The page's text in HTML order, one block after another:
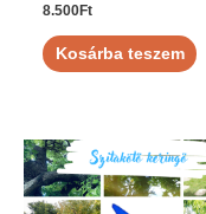
8.500Ft
Kosárba teszem
Original
price
was:
8.900Ft.
Current
price
is:
2.500Ft.